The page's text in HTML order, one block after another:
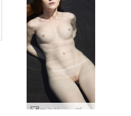
エミリー・ブラック・プール #25